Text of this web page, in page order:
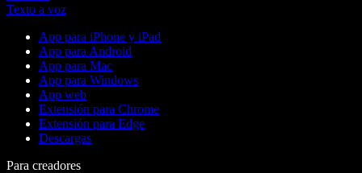
Texto a voz
App para iPhone y iPad
App para Android
App para Mac
App para Windows
App web
Extensión para Chrome
Extensión para Edge
Descargas
Para creadores